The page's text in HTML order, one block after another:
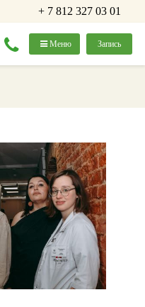
+ 7 812 327 03 01
Запись
Меню